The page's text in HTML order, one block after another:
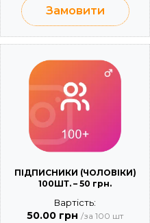
Замовити
ПІДПИСНИКИ (ЧОЛОВІКИ)
100ШТ. – 50 грн.
Вартість:
50.00 грн /за 100 шт